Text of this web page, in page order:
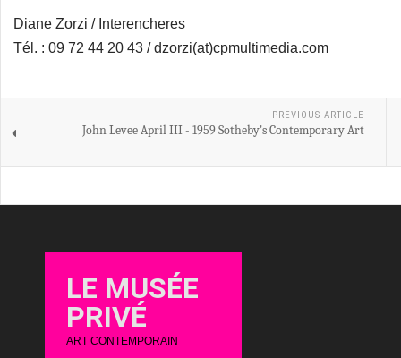
Diane Zorzi / Interencheres
Tél. : 09 72 44 20 43 / dzorzi(at)cpmultimedia.com
PREVIOUS ARTICLE
John Levee April III - 1959 Sotheby's Contemporary Art
LE MUSÉE
PRIVÉ
ART CONTEMPORAIN